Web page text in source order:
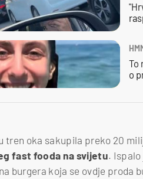
To
o
tren oka sakupila preko 20
fast fooda na svijetu.
burgera koja se ovdje proda